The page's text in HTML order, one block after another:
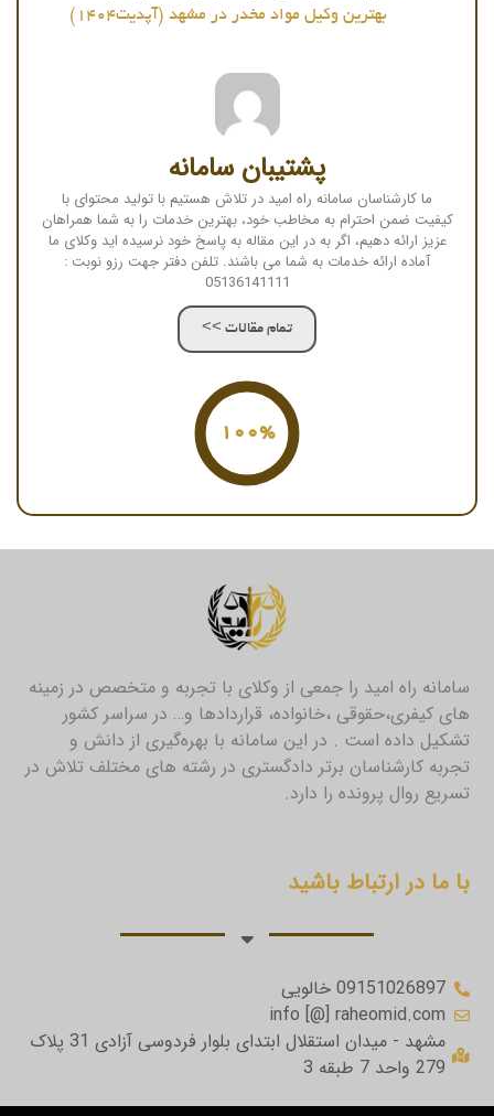
بهترین وکیل مواد مخدر در مشهد (آپدیت1404)
پشتیبان سامانه
ما کارشناسان سامانه راه امید در تلاش هستیم با تولید محتوای با
کیفیت ضمن احترام به مخاطب خود، بهترین خدمات را به شما همراهان
عزیز ارائه دهیم، اگر به در این مقاله به پاسخ خود نرسیده اید وکلای ما
آماده ارائه خدمات به شما می باشند. تلفن دفتر جهت رزو نوبت :
05136141111
تمام مقالات >>
100%
سامانه راه امید را جمعی از وکلای با تجربه و متخصص در زمینه
های کیفری،حقوقی ،خانواده، قراردادها و… در سراسر کشور
تشکیل داده است . در این سامانه با بهره‌گیری از دانش و
تجربه کارشناسان برتر دادگستری در رشته های مختلف تلاش در
تسریع روال پرونده را دارد.
با ما در ارتباط باشید
09151026897 خالویی
info [@] raheomid.com
مشهد - میدان استقلال ابتدای بلوار فردوسی آزادی 31 پلاک
279 واحد 7 طبقه 3